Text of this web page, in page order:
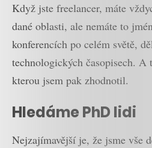
Když jste freelancer, máte
dané oblasti, ale nemáte to
konferencích po celém světě,
technologických časopisech.
kterou jsem pak zhodnotil.
Hledáme PhD lidi
Nejzajímavější je, že jsme vše